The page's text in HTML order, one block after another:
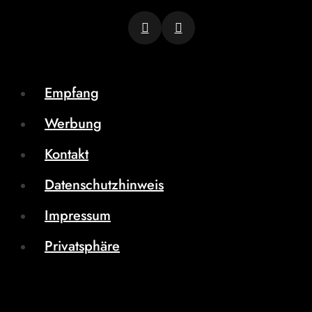
Empfang
Werbung
Kontakt
Datenschutzhinweis
Impressum
Privatsphäre